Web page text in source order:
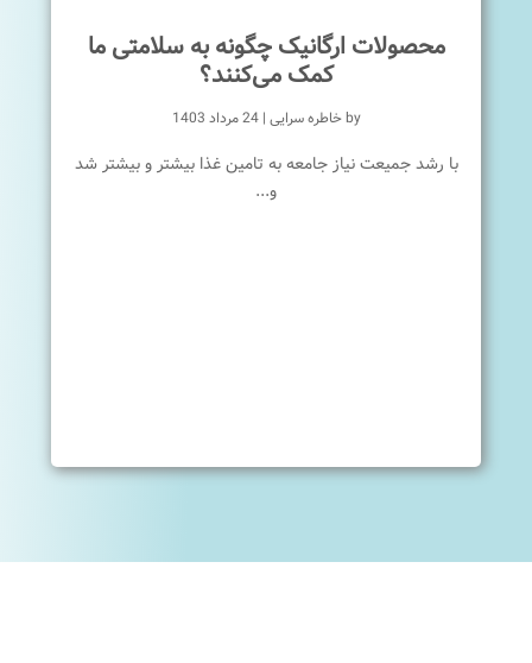
محصولات ارگانیک چگونه به سلامتی ما
کمک می‌کنند؟
byخاطره سرایی |24 مرداد 1403
با رشد جمیعت نیاز جامعه به تامین غذا بیشتر و بیشتر شد
و...